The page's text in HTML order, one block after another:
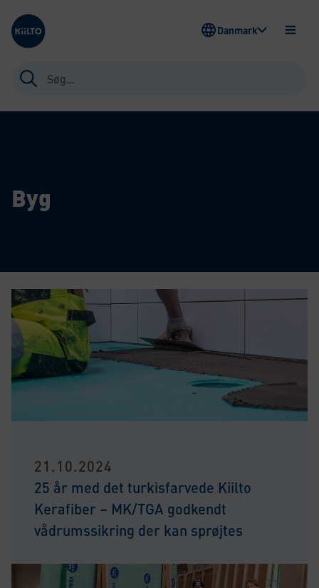
Kiilto Denmark
Søg
efter:
ÅBEN
Danmark
Byg
21.10.2024
25 år med det turkisfarvede Kiilto
Kerafiber – MK/TGA godkendt
vådrumssikring der kan sprøjtes